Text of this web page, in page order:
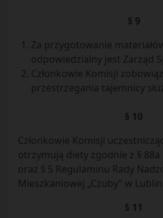
§ 9
Za przygotowanie
odpowiedzialny jest Zarząd
Członkowie Komisji
przestrzegania tajemnicy
§ 10
Członkowie Komisji
otrzymują diety zgodnie z § 88a
oraz § 5 Regulaminu Rady
Mieszkaniowej „Czuby” w
§ 11